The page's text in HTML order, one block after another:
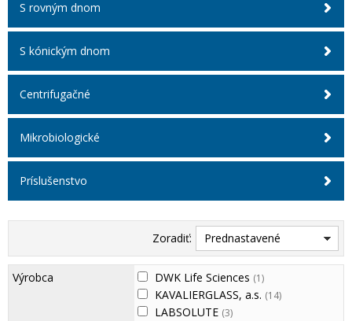
S rovným dnom
S kónickým dnom
Centrifugačné
Mikrobiologické
Príslušenstvo
Zoradiť: Prednastavené
Výrobca DWK Life Sciences (1)
KAVALIERGLASS, a.s. (14)
LABSOLUTE (3)